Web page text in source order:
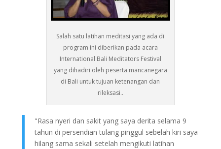
Salah satu latihan meditasi yang ada di
program ini diberikan pada acara
International Bali Meditators Festival
yang dihadiri oleh peserta mancanegara
di Bali untuk tujuan ketenangan dan
rileksasi..
"Rasa nyeri dan sakit yang saya derita selama 9
tahun di persendian tulang pinggul sebelah kiri saya
hilang sama sekali setelah mengikuti latihan